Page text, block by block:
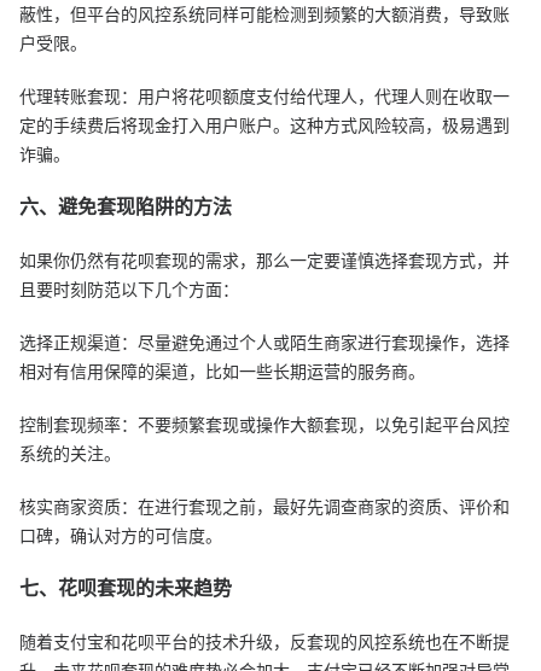
蔽性，但平台的风控系统同样可能检测到频繁的大额消费，导致账
户受限。
代理转账套现：用户将花呗额度支付给代理人，代理人则在收取一
定的手续费后将现金打入用户账户。这种方式风险较高，极易遇到
诈骗。
六、避免套现陷阱的方法
如果你仍然有花呗套现的需求，那么一定要谨慎选择套现方式，并
且要时刻防范以下几个方面：
选择正规渠道：尽量避免通过个人或陌生商家进行套现操作，选择
相对有信用保障的渠道，比如一些长期运营的服务商。
控制套现频率：不要频繁套现或操作大额套现，以免引起平台风控
系统的关注。
核实商家资质：在进行套现之前，最好先调查商家的资质、评价和
口碑，确认对方的可信度。
七、花呗套现的未来趋势
随着支付宝和花呗平台的技术升级，反套现的风控系统也在不断提